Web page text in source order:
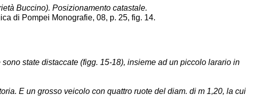
Buccino). Posizionamento catastale.
di Pompei Monografie, 08, p. 25, fig. 14.
state distaccate (figg. 15-18), insieme ad un piccolo larario in
. E un grosso veicolo con quattro ruote del diam. di m 1,20, la cui